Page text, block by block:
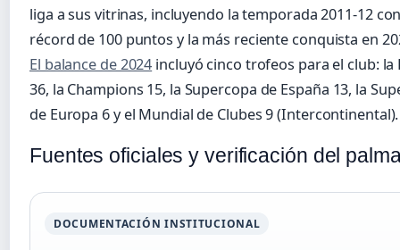
liga a sus vitrinas, incluyendo la temporada 2011-12
récord de 100 puntos y la más reciente conquista en
El balance de 2024 incluyó cinco trofeos para el club: la
36, la Champions 15, la Supercopa de España 13, la
de Europa 6 y el Mundial de Clubes 9 (Intercontinental).
Fuentes oficiales y verificación del
DOCUMENTACIÓN INSTITUCIONAL